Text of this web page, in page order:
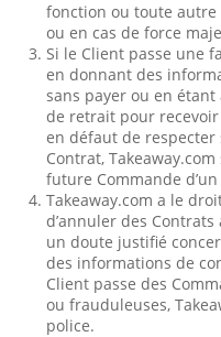
fonction ou toute
ou en cas de force
Si le Client passe une
en donnant des
sans payer ou en
de retrait pour
en défaut de
Contrat,
future Commande
Takeaway.com a le
d’annuler des
un doute justifié
des informations de
Client passe des
ou frauduleuses,
police.